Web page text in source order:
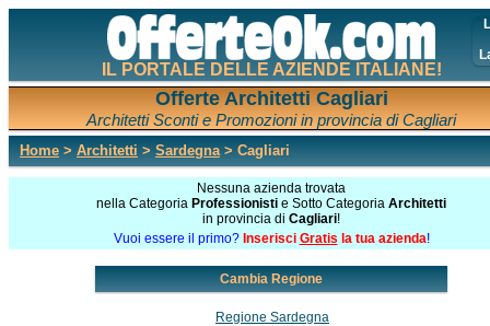
IL PORTALE DELLE AZIENDE ITALIANE!
Offerte Architetti Cagliari
Architetti Sconti e Promozioni in provincia di Cagliari
Home > Architetti > Sardegna> Cagliari
Nessuna azienda trovata
nella Categoria Professionisti e Sotto Categoria Architetti
in provincia di Cagliari!
Vuoi essere il primo? Inserisci Gratis la tua azienda!
Cambia Regione
Regione Sardegna